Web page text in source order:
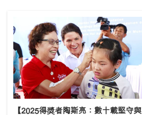
【2025得奬者陶斯亮：數十載堅守與